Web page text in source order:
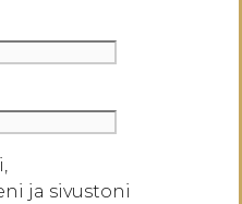
ja sivustoni